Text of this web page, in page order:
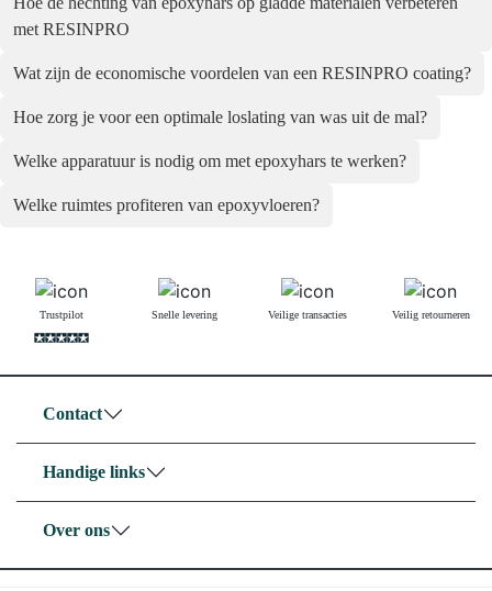
met RESINPRO
Wat zijn de economische voordelen van een RESINPRO coating?
Hoe zorg je voor een optimale loslating van was uit de mal?
Welke apparatuur is nodig om met epoxyhars te werken?
Welke ruimtes profiteren van epoxyvloeren?
Trustpilot Snelle levering Veilige transacties Veilig retourneren
Contact
Handige links
Over ons